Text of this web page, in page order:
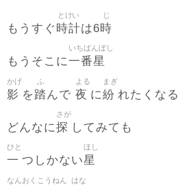
もうすぐ 時計
とけい
は6時
じ
もうそこに一番星
いちばんぼし
影
かげ
を踏
ふ
んで 夜
よる
に紛
まぎ
れたくなる
どんなに探
さが
してみても
一
ひと
つしかない星
ほし
なん おく こうねん はな